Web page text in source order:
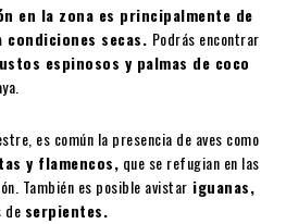
en la zona es principalmente de
secas. Podrás encontrar
espinosos y palmas de coco
es común la presencia de aves como
y flamencos, que se refugian en las
También es posible avistar iguanas,
de serpientes.